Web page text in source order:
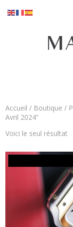
Accueil / Boutique /
Avril 2024”
Voici le seul résultat